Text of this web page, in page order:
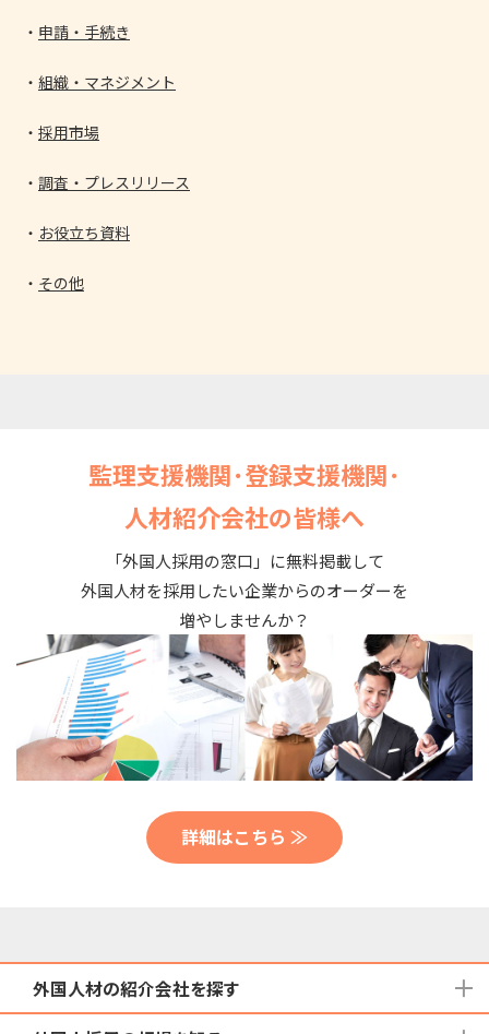
申請・手続き
組織・マネジメント
採用市場
調査・プレスリリース
お役立ち資料
その他
監理支援機関･登録支援機関･
人材紹介会社の皆様へ
「外国人採用の窓口」に無料掲載して
外国人材を採用したい企業からのオーダーを
増やしませんか？
詳細はこちら ≫
外国人材の紹介会社を探す